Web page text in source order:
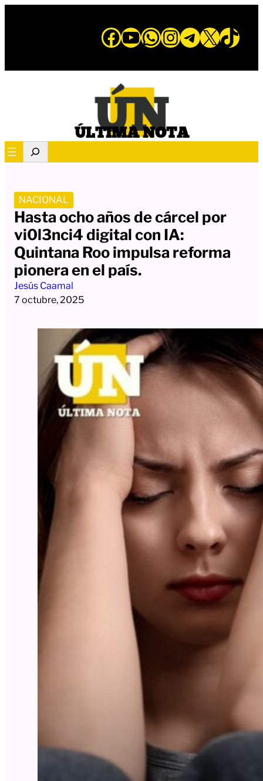
Facebook
YouTube
WhatsApp
Instagram
Telegram
X TikTok
ÚLTIMA NOTA
e
r
c
h
NACIONAL
Hasta ocho años de cárcel por
vi0l3nci4 digital con IA:
Quintana Roo impulsa reforma
pionera en el país.
Jesús Caamal
7 octubre, 2025